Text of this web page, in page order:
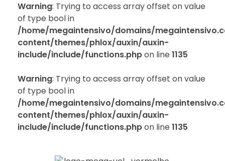
Warning: Trying to access array offset on value
of type bool in
/home/megaintensivo/domains/
content/themes/phlox/auxin/auxin-
include/include/functions.phpon line 1135
Warning: Trying to access array offset on value
of type bool in
/home/megaintensivo/domains/
content/themes/phlox/auxin/auxin-
include/include/functions.phpon line 1135